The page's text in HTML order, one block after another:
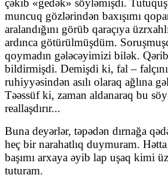
çəkib «gedək» söyləmişdi.
muncuq gözlərindən baxışımı
aralandığını görüb qaraçıya
ardınca götürülmüşdüm.
qoymadın gələcəyimizi bilək.
bildirmişdi. Demişdi ki, fal –
ruhiyyəsindən asılı olaraq ağlına
Təəssüf ki, zaman aldanaraq bu
reallaşdırır...
Buna deyərlər, təpədən dırnağa
heç bir narahatlıq duymuram.
başımı arxaya əyib lap uşaq kimi
tuturam.